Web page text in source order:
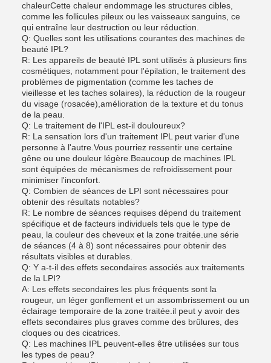
chaleurCette chaleur endommage les structures cibles,
comme les follicules pileux ou les vaisseaux sanguins, ce
qui entraîne leur destruction ou leur réduction.
Q: Quelles sont les utilisations courantes des machines de
beauté IPL?
R: Les appareils de beauté IPL sont utilisés à plusieurs fins
cosmétiques, notamment pour l'épilation, le traitement des
problèmes de pigmentation (comme les taches de
vieillesse et les taches solaires), la réduction de la rougeur
du visage (rosacée),amélioration de la texture et du tonus
de la peau.
Q: Le traitement de l'IPL est-il douloureux?
R: La sensation lors d'un traitement IPL peut varier d'une
personne à l'autre.Vous pourriez ressentir une certaine
gêne ou une douleur légère.Beaucoup de machines IPL
sont équipées de mécanismes de refroidissement pour
minimiser l'inconfort.
Q: Combien de séances de LPI sont nécessaires pour
obtenir des résultats notables?
R: Le nombre de séances requises dépend du traitement
spécifique et de facteurs individuels tels que le type de
peau, la couleur des cheveux et la zone traitée.une série
de séances (4 à 8) sont nécessaires pour obtenir des
résultats visibles et durables.
Q: Y a-t-il des effets secondaires associés aux traitements
de la LPI?
A: Les effets secondaires les plus fréquents sont la
rougeur, un léger gonflement et un assombrissement ou un
éclairage temporaire de la zone traitée.il peut y avoir des
effets secondaires plus graves comme des brûlures, des
cloques ou des cicatrices.
Q: Les machines IPL peuvent-elles être utilisées sur tous
les types de peau?